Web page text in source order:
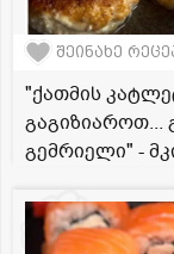
შეინახე
"ქათმის
გაგიზიაროთ...
გემრიელი" -